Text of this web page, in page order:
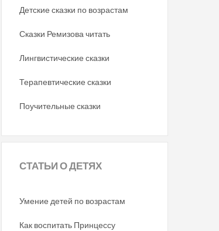
Детские сказки по возрастам
Сказки Ремизова читать
Лингвистические сказки
Терапевтические сказки
Поучительные сказки
СТАТЬИО ДЕТЯХ
Умение детей по возрастам
Как воспитать Принцессу